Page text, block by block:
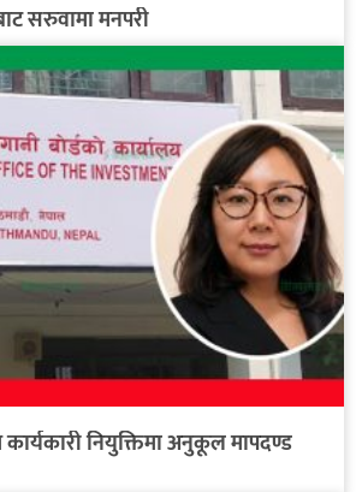
सरुवामा मनपरी
कार्यकारी नियुक्तिमा अनुकूल मापदण्ड